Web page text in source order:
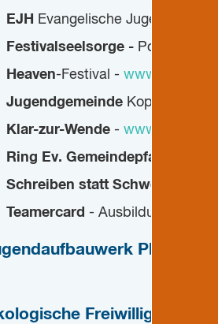
EJH
Evangelische Jugend
Festivalseelsorge - Portal für
Heaven-Festival - www.heaven-
Jugendgemeinde Koppelsberg -
Klar-zur-Wende - www.klar-zur-
Ring Ev. Gemeindepfadfinder
Schreiben statt Schweigen
Teamercard - Ausbildung f.
Plön